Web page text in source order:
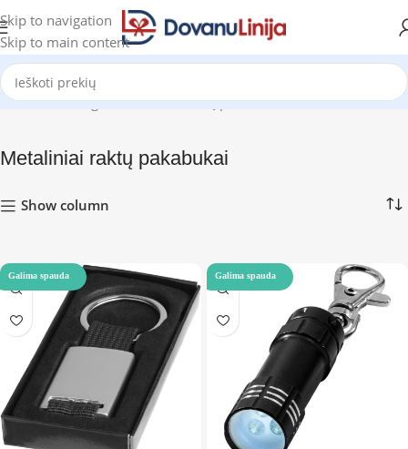
Skip to navigation
Skip to main content
Pradžia Katalogas Metaliniai raktų pakabukaiRodoma 1–12 iš 19
Metaliniai raktų pakabukai
Show column
Galima spauda Galima spauda